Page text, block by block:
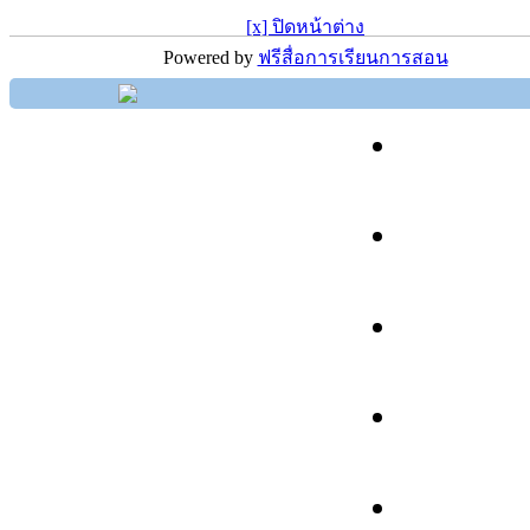
[x] ปิดหน้าต่าง
Powered by ฟรีสื่อการเรียนการสอน